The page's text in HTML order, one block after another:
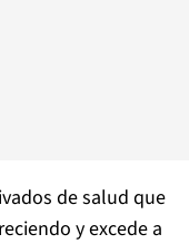
de salud que
y excede a